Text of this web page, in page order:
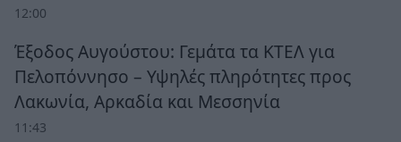
12:00
Έξοδος Αυγούστου: Γεμάτα τα ΚΤΕΛ για
Πελοπόννησο – Υψηλές πληρότητες προς
Λακωνία, Αρκαδία και Μεσσηνία
11:43